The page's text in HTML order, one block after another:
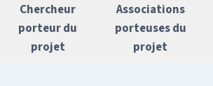
Chercheur
porteur du
projet
Associations
porteuses du
projet